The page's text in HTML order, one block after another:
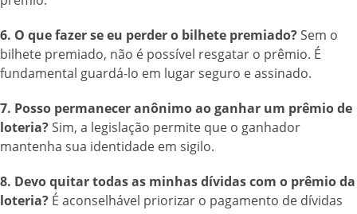
6. O que fazer se eu perder o bilhete premiado?Sem o
bilhete premiado, não é possível resgatar o prêmio. É
fundamental guardá-lo em lugar seguro e assinado.
7. Posso permanecer anônimo ao ganhar um prêmio de
loteria?Sim, a legislação permite que o ganhador
mantenha sua identidade em sigilo.
8. Devo quitar todas as minhas dívidas com o prêmio da
loteria? É aconselhável priorizar o pagamento de dívidas